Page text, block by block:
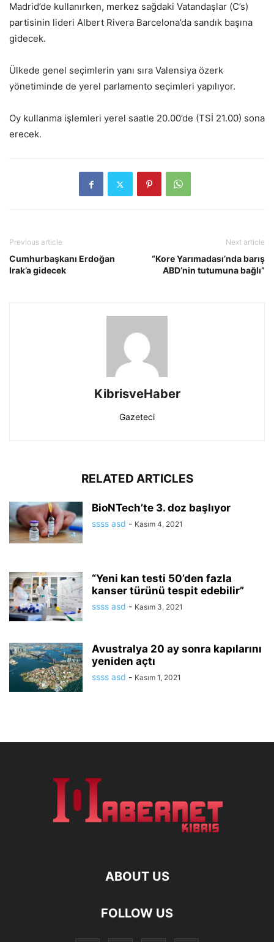
Madrid’de kullanırken, merkez sağdaki Vatandaşlar (C’s)
partisinin lideri Albert Rivera Barcelona’da sandık başına
gidecek.
Ülkede genel seçimlerin yanı sıra Valensiya özerk
yönetiminde de yerel parlamento seçimleri yapılıyor.
Oy kullanma işlemleri yerel saatle 20.00’de (TSİ 21.00) sona
erecek.
Previous article
Cumhurbaşkanı Erdoğan
Irak’a gidecek
Next article
“Kore Yarımadası’nda barış
ABD’nin tutumuna bağlı”
KibrisveHaber
Gazeteci
RELATED ARTICLES
BioNTech’te 3. doz başlıyor
ssss asd - Kasım 4, 2021
“Yeni kan testi 50’den fazla
kanser türünü tespit edebilir”
ssss asd - Kasım 3, 2021
Avustralya 20 ay sonra kapılarını
yeniden açtı
ssss asd - Kasım 1, 2021
ABOUT US
FOLLOW US